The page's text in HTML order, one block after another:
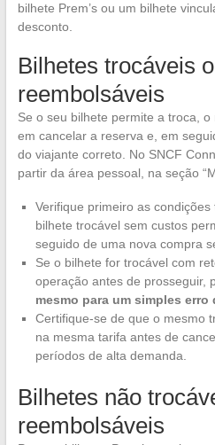
bilhete Prem’s ou um bilhete
desconto.
Bilhetes trocáveis
reembolsáveis
Se o seu bilhete permite a troca,
em cancelar a reserva e, em
do viajante correto. No SNCF
partir da área pessoal, na seção
Verifique primeiro as
bilhete trocável sem custos
seguido de uma nova compra
Se o bilhete for trocável com
operação antes de prosseguir,
mesmo para um simples erro
Certifique-se de que o mesmo
na mesma tarifa antes de
períodos de alta demanda.
Bilhetes não
reembolsáveis